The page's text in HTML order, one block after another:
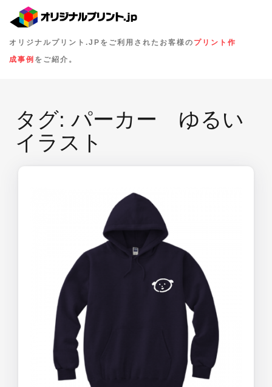
オリジナルプリント.JPをご利用されたお客様の プリント作
成事例 をご紹介。
タグ: パーカー ゆるい
イラスト